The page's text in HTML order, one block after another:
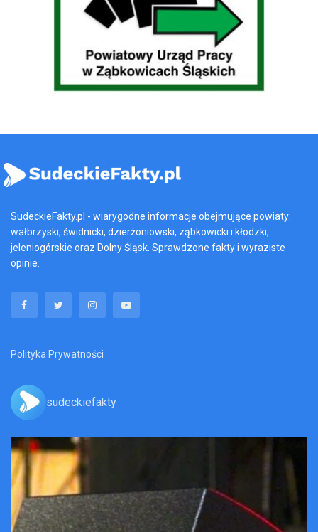
SudeckieFakty.pl - wiarygodne informacje obejmujące powiaty:
wałbrzyski, świdnicki, dzierżoniowski, ząbkowicki i kłodzki,
jeleniogórskie oraz Dolny Śląsk. Sprawdzone fakty i wyraziste
opinie.
Polityka Prywatności
sudeckiefakty